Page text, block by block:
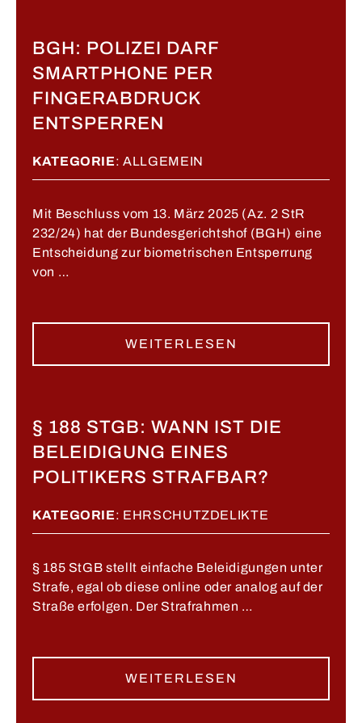
BGH: POLIZEI DARF
SMARTPHONE PER
FINGERABDRUCK
ENTSPERREN
KATEGORIE:ALLGEMEIN
Mit Beschluss vom 13. März 2025 (Az. 2 StR
232/24) hat der Bundesgerichtshof (BGH) eine
Entscheidung zur biometrischen Entsperrung
von …
WEITERLESEN
§ 188 STGB: WANN IST DIE
BELEIDIGUNG EINES
POLITIKERS STRAFBAR?
KATEGORIE: EHRSCHUTZDELIKTE
§ 185 StGB stellt einfache Beleidigungen unter
Strafe, egal ob diese online oder analog auf der
Straße erfolgen. Der Strafrahmen …
WEITERLESEN